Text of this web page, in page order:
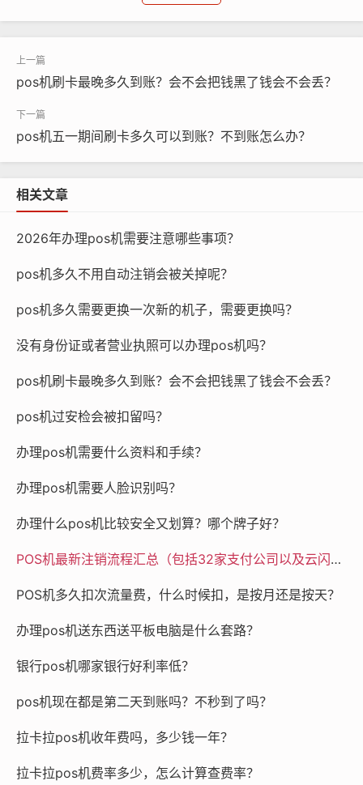
184.html
注销
pos机刷卡最晚多久到账？会不会把钱黑了钱会不会丢？
pos机五一期间刷卡多久可以到账？不到账怎么办？
相关文章
2026年办理pos机需要注意哪些事项？
pos机多久不用自动注销会被关掉呢？
pos机多久需要更换一次新的机子，需要更换吗？
没有身份证或者营业执照可以办理pos机吗？
pos机刷卡最晚多久到账？会不会把钱黑了钱会不会丢？
pos机过安检会被扣留吗？
办理pos机需要什么资料和手续？
办理pos机需要人脸识别吗？
办理什么pos机比较安全又划算？哪个牌子好？
POS机最新注销流程汇总（包括32家支付公司以及云闪付APP）
POS机多久扣次流量费，什么时候扣，是按月还是按天？
办理pos机送东西送平板电脑是什么套路？
银行pos机哪家银行好利率低？
pos机现在都是第二天到账吗？不秒到了吗？
拉卡拉pos机收年费吗，多少钱一年？
拉卡拉pos机费率多少，怎么计算查费率？